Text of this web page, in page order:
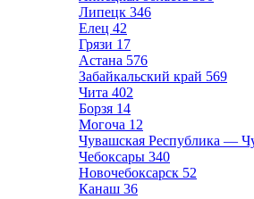
Липецк 346
Елец 42
Грязи 17
Астана 576
Забайкальский край 569
Чита 402
Борзя 14
Могоча 12
Чувашская Республика —
Чебоксары 340
Новочебоксарск 52
Канаш 36